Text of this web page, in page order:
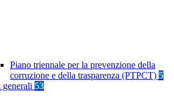
Piano triennale per la prevenzione della
corruzione e della trasparenza (PTPCT) 5
53